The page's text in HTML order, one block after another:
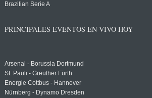
Brazilian Serie A
PRINCIPALES EVENTOS EN VIVO HOY
Arsenal - Borussia Dortmund
St. Pauli - Greuther Fürth
Energie Cottbus - Hannover
Nürnberg - Dynamo Dresden